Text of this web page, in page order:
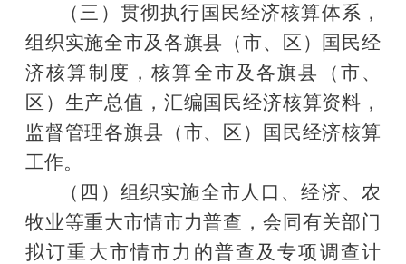
（三）贯彻执行国民经济核算体系，
组织实施全市及各旗县（市、区）国民经
济核算制度，核算全市及各旗县（市、
区）生产总值，汇编国民经济核算资料，
监督管理各旗县（市、区）国民经济核算
工作。
（四）组织实施全市人口、经济、农
牧业等重大市情市力普查，会同有关部门
拟订重大市情市力的普查及专项调查计